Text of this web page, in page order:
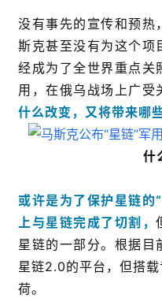
没有事先的宣传和预热
斯克甚至没有为这个项
经成为了全世界重点关
用，在俄乌战场上广受
什么改变，又将带来哪
什
或许是为了保护星链的
上与星链完成了切割，
星链的一部分。根据目
星链2.0的平台，但搭
荷。